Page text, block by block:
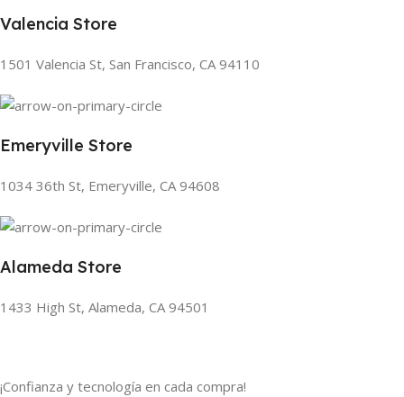
Valencia Store
1501 Valencia St, San Francisco, CA 94110
Emeryville Store
1034 36th St, Emeryville, CA 94608
Alameda Store
1433 High St, Alameda, CA 94501
¡Confianza y tecnología en cada compra!